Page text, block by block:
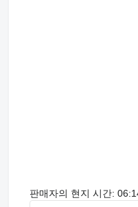
판매자의 현지 시간: